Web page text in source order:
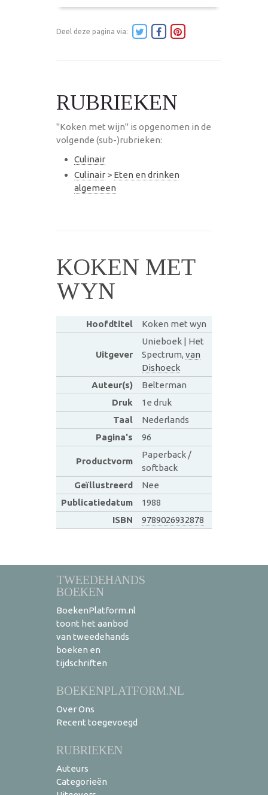
Deel deze pagina via:
RUBRIEKEN
"Koken met wijn" is opgenomen in de
volgende (sub-)rubrieken:
Culinair
Culinair > Eten en drinken
algemeen
KOKEN MET
WYN
Hoofdtitel Koken met wyn
Uitgever
Unieboek | Het
Spectrum, van
Dishoeck
Auteur(s)
Belterman
Druk
1e druk
Taal
Nederlands
Pagina's
96
Productvorm
Paperback /
softback
Geïllustreerd
Nee
Publicatiedatum
1988
ISBN
9789026932878
TWEEDEHANDS
BOEKEN
BoekenPlatform.nl
toont het aanbod
van tweedehands
boeken en
tijdschriften
BOEKENPLATFORM.NL
Over Ons
Recent toegevoegd
RUBRIEKEN
Auteurs
Categorieën